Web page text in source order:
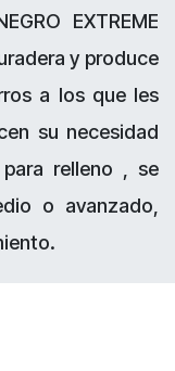
EXTREME
y produce
a los que les
su necesidad
relleno , se
o avanzado,